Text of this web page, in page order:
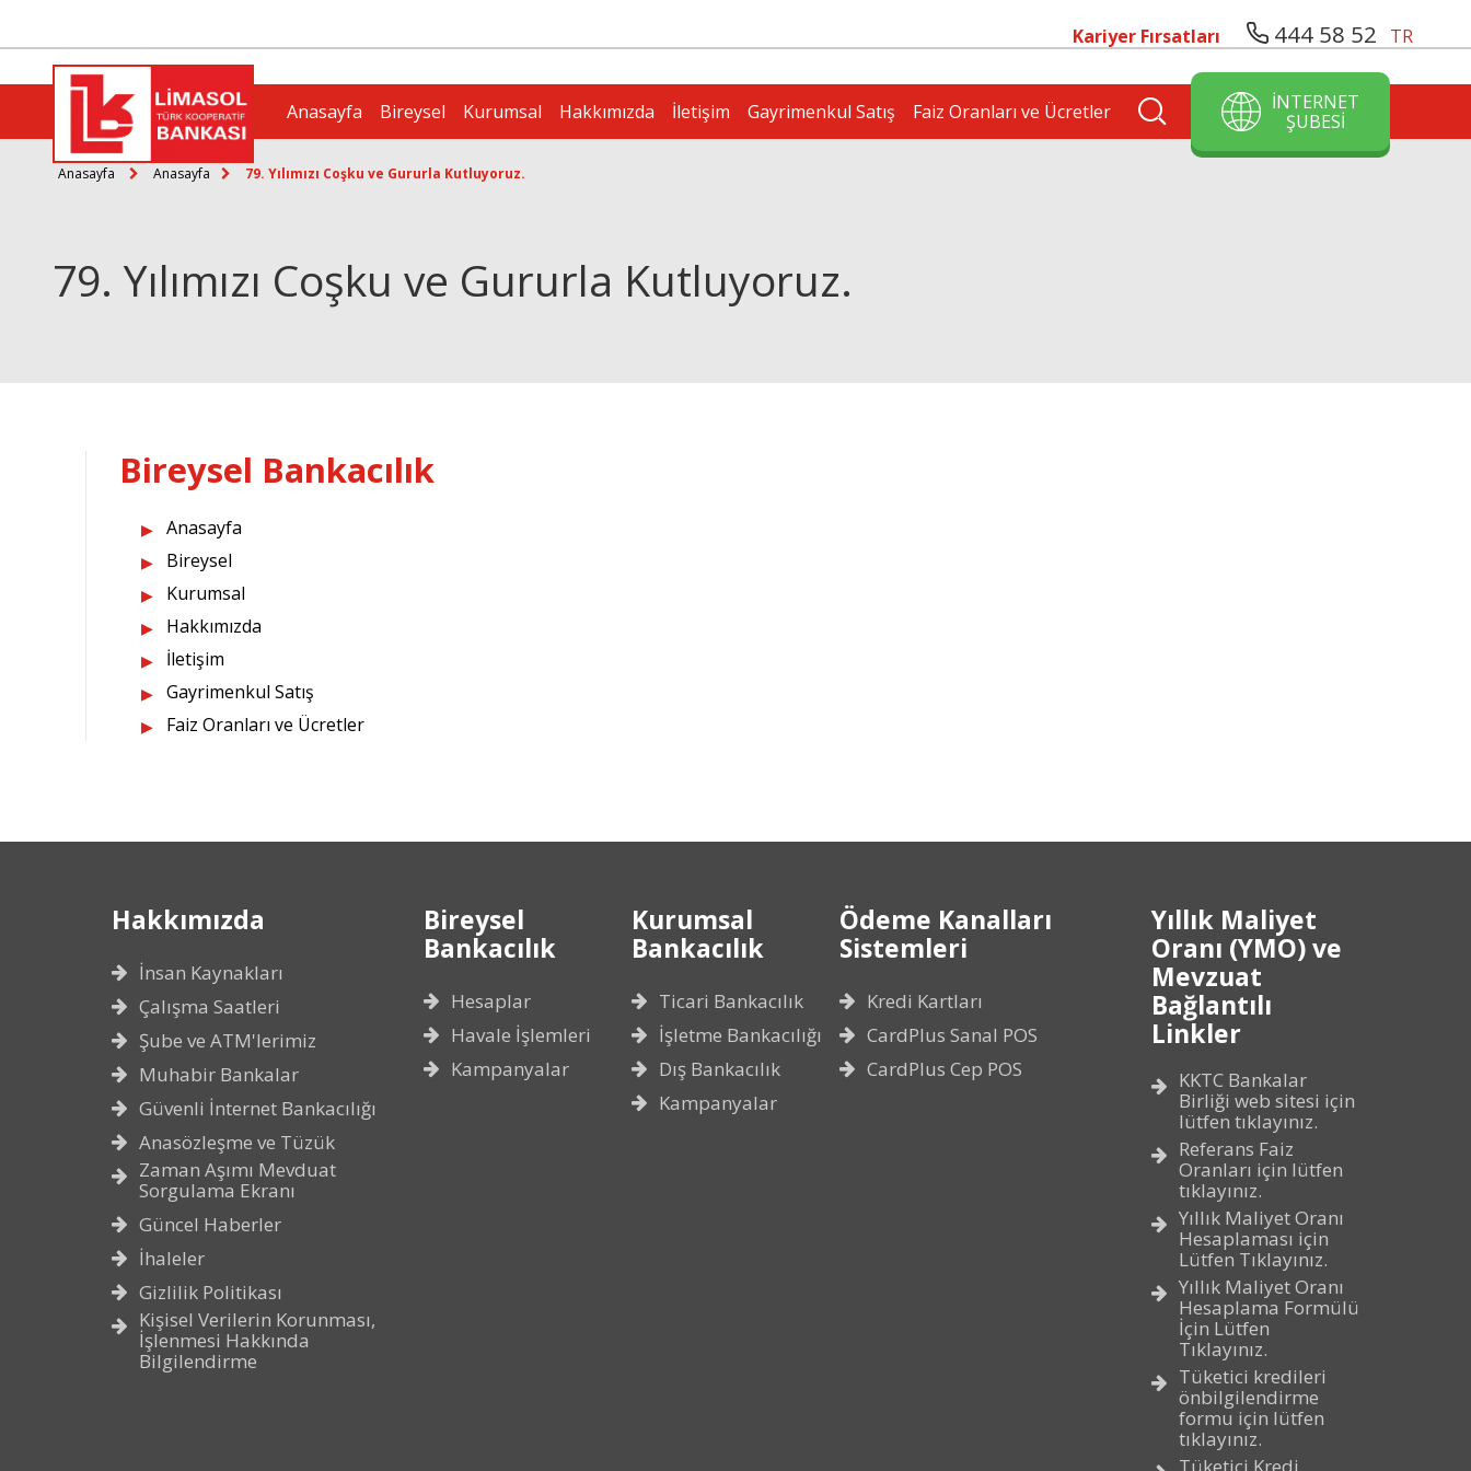
Kariyer Fırsatları 444 58 52 TR
Anasayfa Bireysel Kurumsal Hakkımızda İletişim Gayrimenkul Satış Faiz Oranları ve Ücretler
İNTERNET
ŞUBESİ
Anasayfa Anasayfa 79. Yılımızı Coşku ve Gururla Kutluyoruz.
79. Yılımızı Coşku ve Gururla Kutluyoruz.
Bireysel Bankacılık
Anasayfa
Bireysel
Kurumsal
Hakkımızda
İletişim
Gayrimenkul Satış
Faiz Oranları ve Ücretler
Hakkımızda
İnsan Kaynakları
Çalışma Saatleri
Şube ve ATM'lerimiz
Muhabir Bankalar
Güvenli İnternet Bankacılığı
Anasözleşme ve Tüzük
Zaman Aşımı Mevduat
Sorgulama Ekranı
Güncel Haberler
İhaleler
Gizlilik Politikası
Kişisel Verilerin Korunması,
İşlenmesi Hakkında
Bilgilendirme
Bireysel
Bankacılık
Hesaplar
Havale İşlemleri
Kampanyalar
Kurumsal
Bankacılık
Ticari Bankacılık
İşletme Bankacılığı
Dış Bankacılık
Kampanyalar
Ödeme Kanalları
Sistemleri
Kredi Kartları
CardPlus Sanal POS
CardPlus Cep POS
Yıllık Maliyet
Oranı (YMO) ve
Mevzuat
Bağlantılı
Linkler
KKTC Bankalar
Birliği web sitesi için
lütfen tıklayınız.
Referans Faiz
Oranları için lütfen
tıklayınız.
Yıllık Maliyet Oranı
Hesaplaması için
Lütfen Tıklayınız.
Yıllık Maliyet Oranı
Hesaplama Formülü
İçin Lütfen
Tıklayınız.
Tüketici kredileri
önbilgilendirme
formu için lütfen
tıklayınız.
Tüketici Kredi